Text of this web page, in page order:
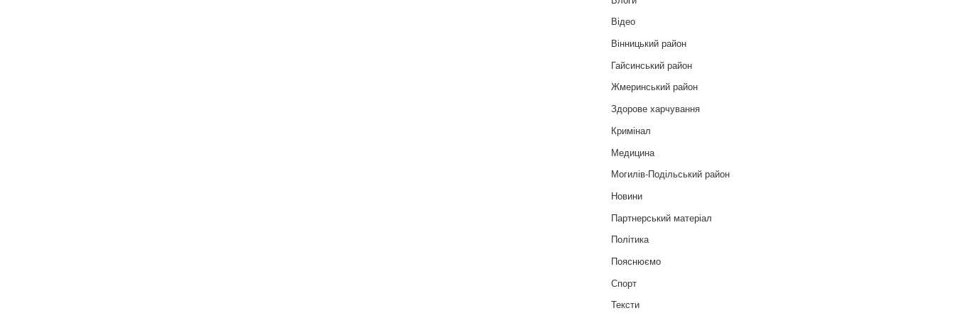
Відео
Вінницький район
Гайсинський район
Жмеринський район
Здорове харчування
Кримінал
Медицина
Могилів-Подільський район
Новини
Партнерський матеріал
Політика
Пояснюємо
Спорт
Тексти